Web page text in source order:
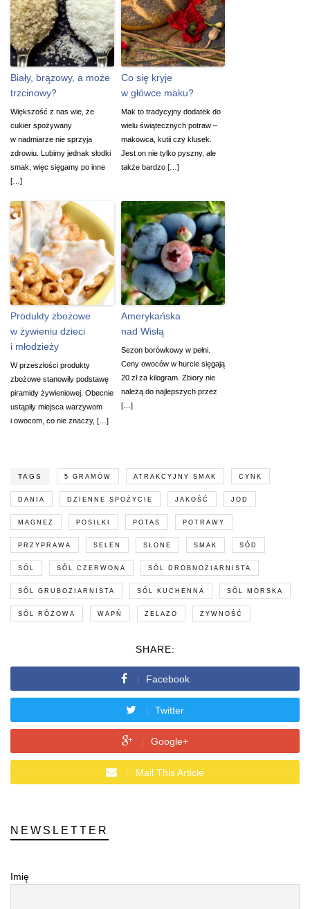
Biały, brązowy, a może
trzcinowy?
Większość z nas wie, że
cukier spożywany
w nadmiarze nie sprzyja
zdrowiu. Lubimy jednak słodki
smak, więc sięgamy po inne
[…]
Co się kryje
w główce maku?
Mak to tradycyjny dodatek do
wielu świątecznych potraw –
makowca, kutii czy klusek.
Jest on nie tylko pyszny, ale
także bardzo […]
Produkty zbożowe
w żywieniu dzieci
i młodzieży
W przeszłości produkty
zbożowe stanowiły podstawę
piramidy żywieniowej. Obecnie
ustąpiły miejsca warzywom
i owocom, co nie znaczy, […]
Amerykańska
nad Wisłą
Sezon borówkowy w pełni.
Ceny owoców w hurcie sięgają
20 zł za kilogram. Zbiory nie
należą do najlepszych przez
[…]
TAGS 5 GRAMÓW ATRAKCYJNY SMAK CYNK
DANIA DZIENNE SPOŻYCIE JAKOŚĆ JOD
MAGNEZ POSIŁKI POTAS POTRAWY
PRZYPRAWA SELEN SŁONE SMAK SÓD
SÓL SÓL CZERWONA SÓL DROBNOZIARNISTA
SÓL GRUBOZIARNISTA SÓL KUCHENNA SÓL MORSKA
SÓL RÓŻOWA WAPŃ ŻELAZO ŻYWNOŚĆ
SHARE:
Facebook
Twitter
Google+
Mail This Article
NEWSLETTER
Imię